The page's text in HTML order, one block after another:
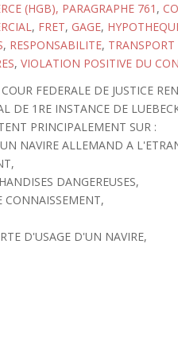
(HGB), PARAGRAPHE 761 ,
, FRET, GAGE,
, RESPONSABILITE,
, VIOLATION POSITIVE DU
FEDERALE DE JUSTICE
DE 1RE INSTANCE DE
PRINCIPALEMENT SUR :
NAVIRE ALLEMAND A
DANGEREUSES,
CONNAISSEMENT,
D'USAGE D'UN NAVIRE,